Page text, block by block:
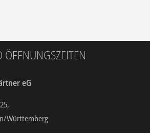
ÖFFNUNGSZEITEN
eG
Württemberg